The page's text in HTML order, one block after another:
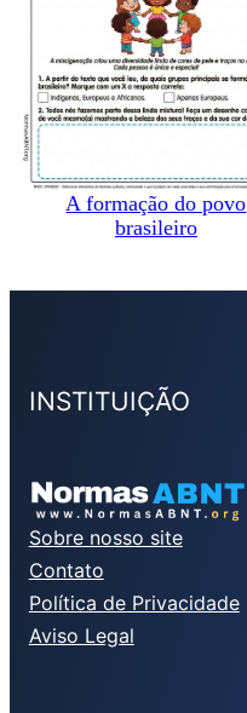
A formação do povo
brasileiro
INSTITUIÇÃO
Sobre nosso site
Contato
Política de Privacidade
Aviso Legal